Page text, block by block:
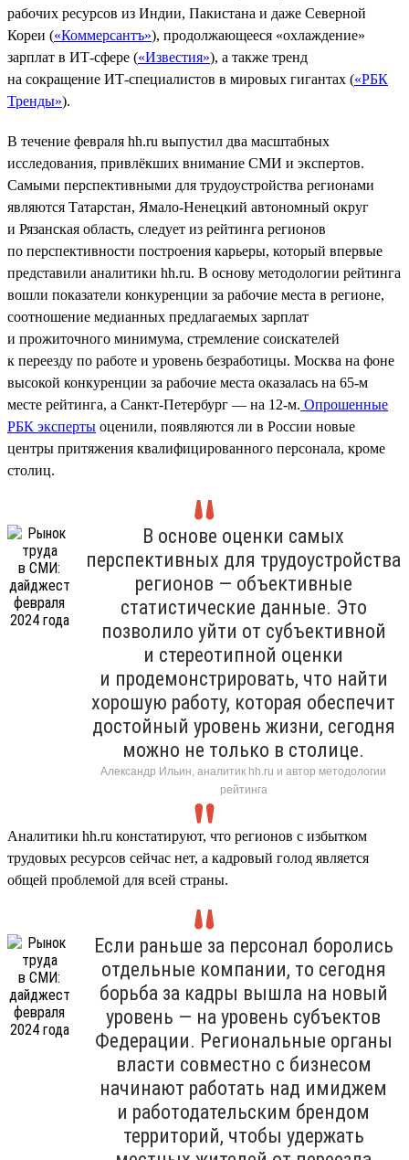
рабочих ресурсов из Индии, Пакистана и даже Северной
Кореи («Коммерсантъ»), продолжающееся «охлаждение»
зарплат в ИТ-сфере («Известия»), а также тренд
на сокращение ИТ-специалистов в мировых гигантах («РБК
Тренды»).
В течение февраля hh.ru выпустил два масштабных
исследования, привлёкших внимание СМИ и экспертов.
Самыми перспективными для трудоустройства регионами
являются Татарстан, Ямало-Ненецкий автономный округ
и Рязанская область, следует из рейтинга регионов
по перспективности построения карьеры, который впервые
представили аналитики hh.ru. В основу методологии рейтинга
вошли показатели конкуренции за рабочие места в регионе,
соотношение медианных предлагаемых зарплат
и прожиточного минимума, стремление соискателей
к переезду по работе и уровень безработицы. Москва на фоне
высокой конкуренции за рабочие места оказалась на 65-м
месте рейтинга, а Санкт-Петербург — на 12-м. Опрошенные
РБК эксперты оценили, появляются ли в России новые
центры притяжения квалифицированного персонала, кроме
столиц.
В основе оценки самых
перспективных для трудоустройства
регионов — объективные
статистические данные. Это
позволило уйти от субъективной
и стереотипной оценки
и продемонстрировать, что найти
хорошую работу, которая обеспечит
достойный уровень жизни, сегодня
можно не только в столице.
Александр Ильин, аналитик hh.ru и автор методологии
рейтинга
Аналитики hh.ru констатируют, что регионов с избытком
трудовых ресурсов сейчас нет, а кадровый голод является
общей проблемой для всей страны.
Если раньше за персонал боролись
отдельные компании, то сегодня
борьба за кадры вышла на новый
уровень — на уровень субъектов
Федерации. Региональные органы
власти совместно с бизнесом
начинают работать над имиджем
и работодательским брендом
территорий, чтобы удержать